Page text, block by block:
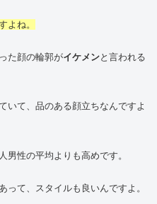
よね。
た顔の輪郭がイケメンと言われる
いて、品のある顔立ちなんですよ
男性の平均よりも高めです。
って、スタイルも良いんですよ。